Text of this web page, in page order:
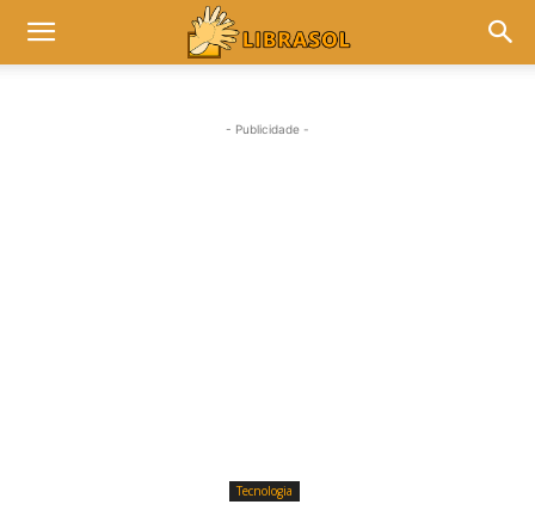
- Publicidade -
Tecnologia